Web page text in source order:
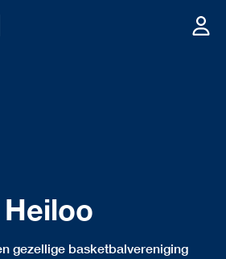
gezellige basketbalvereniging